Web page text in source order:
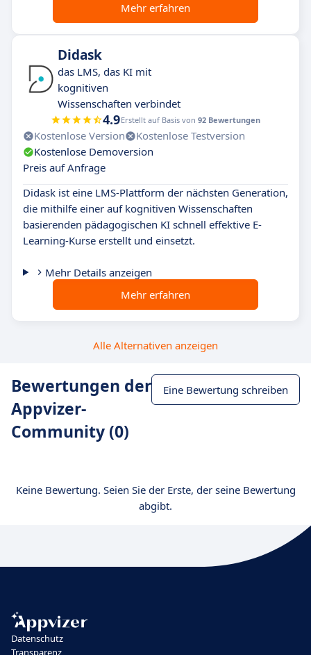
Mehr erfahren
Didask
das LMS, das KI mit
kognitiven
Wissenschaften verbindet
4.9Erstellt auf Basis von 92 Bewertungen
Kostenlose Version
Kostenlose Testversion
Kostenlose Demoversion
Preis auf Anfrage
Didask ist eine LMS-Plattform der nächsten Generation,
die mithilfe einer auf kognitiven Wissenschaften
basierenden pädagogischen KI schnell effektive E-
Learning-Kurse erstellt und einsetzt.
Mehr Details anzeigen
Mehr erfahren
Alle Alternativen anzeigen
Bewertungen der
Appvizer-
Community (0)
Eine Bewertung schreiben
Keine Bewertung. Seien Sie der Erste, der seine Bewertung
abgibt.
Datenschutz
Transparenz